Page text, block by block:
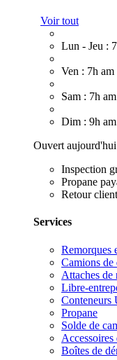
Voir tout
Lun - Jeu :
Ven : 7h am
Sam : 7h
Dim : 9h
Ouvert
Inspection
Propane
Retour
Services
Remorques
Camions de
Attaches de
Libre-
Conteneurs
Propane
Solde de
Accessoires
Boîtes de